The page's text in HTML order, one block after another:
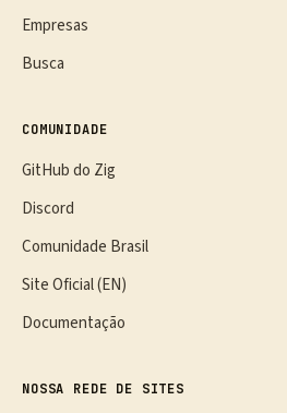
Empresas
Busca
COMUNIDADE
GitHub do Zig
Discord
Comunidade Brasil
Site Oficial (EN)
Documentação
NOSSA REDE DE SITES